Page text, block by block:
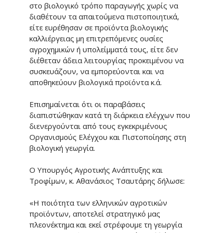
στο βιολογικό τρόπο παραγωγής χωρίς να
διαθέτουν τα απαιτούμενα πιστοποιητικά,
είτε ευρέθησαν σε προϊόντα βιολογικής
καλλιέργειας μη επιτρεπόμενες ουσίες
αγροχημικών ή υπολείμματά τους, είτε δεν
διέθεταν άδεια λειτουργίας προκειμένου να
συσκευάζουν, να εμπορεύονται και να
αποθηκεύουν βιολογικά προϊόντα κ.ά.
Επισημαίνεται ότι οι παραβάσεις
διαπιστώθηκαν κατά τη διάρκεια ελέγχων που
διενεργούνται από τους εγκεκριμένους
Οργανισμούς Ελέγχου και Πιστοποίησης στη
βιολογική γεωργία.
Ο Υπουργός Αγροτικής Ανάπτυξης και
Τροφίμων, κ. Αθανάσιος Τσαυτάρης δήλωσε:
«Η ποιότητα των ελληνικών αγροτικών
προϊόντων, αποτελεί στρατηγικό μας
πλεονέκτημα και εκεί στρέφουμε τη γεωργία